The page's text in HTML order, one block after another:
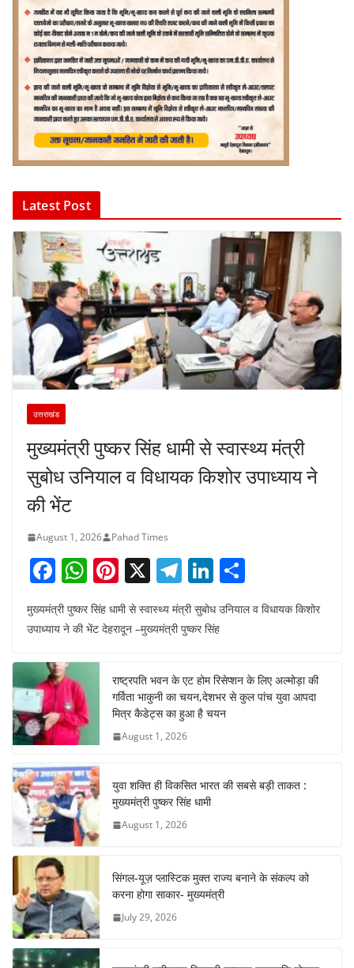
Latest Post
उत्तराखंड
मुख्यमंत्री पुष्कर सिंह धामी से स्वास्थ्य मंत्री
सुबोध उनियाल व विधायक किशोर उपाध्याय ने
की भेंट
August 1, 2026 Pahad Times
F
a
c
b
o
o
k
W
h
at
A
p
p
Pi
nt
er
e
st
X T
el
e
gr
a
m
Li
n
k
dI
n
ar
मुख्यमंत्री पुष्कर सिंह धामी से स्वास्थ्य मंत्री सुबोध उनियाल व विधायक किशोर
उपाध्याय ने की भेंट देहरादून –मुख्यमंत्री पुष्कर सिंह
राष्ट्रपति भवन के एट होम रिसेप्शन के लिए अल्मोड़ा की
गर्विता भाकुनी का चयन,देशभर से कुल पांच युवा आपदा
मित्र कैडेट्स का हुआ है चयन
August 1, 2026
युवा शक्ति ही विकसित भारत की सबसे बड़ी ताकत :
मुख्यमंत्री पुष्कर सिंह धामी
August 1, 2026
सिंगल-यूज़ प्लास्टिक मुक्त राज्य बनाने के संकल्प को
करना होगा साकार- मुख्यमंत्री
July 29, 2026